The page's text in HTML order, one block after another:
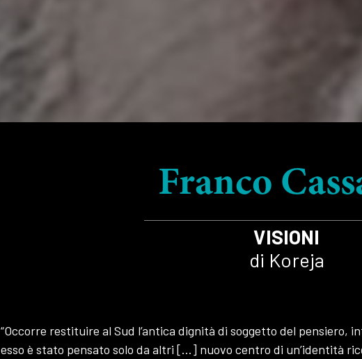
Franco
VISIONI
di Koreja
“Occorre restituire al Sud l’antica dignità di soggetto del pensiero,
esso è stato pensato solo da altri […] nuovo centro di un’identità